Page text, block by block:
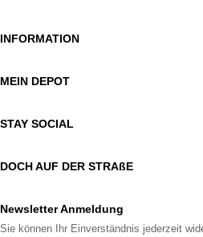
INFORMATION
MEIN DEPOT
STAY SOCIAL
DOCH AUF DER STRAßE
Newsletter Anmeldung
Sie können Ihr Einverständnis jederzeit